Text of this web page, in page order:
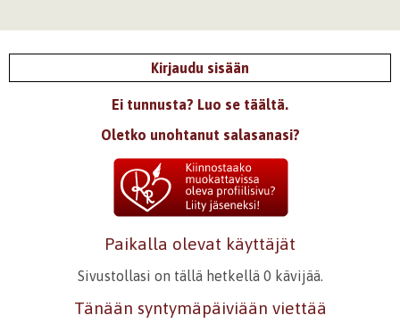
Kirjaudu sisään
Ei tunnusta? Luo se täältä.
Oletko unohtanut salasanasi?
Paikalla olevat käyttäjät
Sivustollasi on tällä hetkellä 0 kävijää.
Tänään syntymäpäiviään viettää